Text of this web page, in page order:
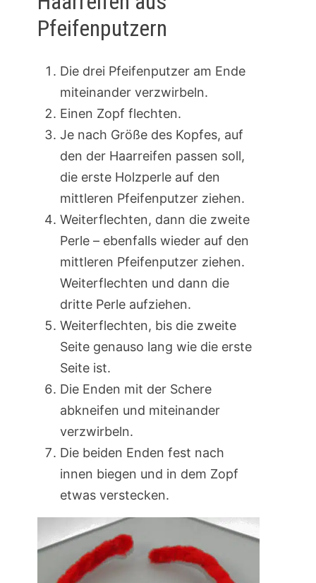
Pfeifenputzern
Die drei Pfeifenputzer am Ende
miteinander verzwirbeln.
Einen Zopf flechten.
Je nach Größe des Kopfes, auf
den der Haarreifen passen soll,
die erste Holzperle auf den
mittleren Pfeifenputzer ziehen.
Weiterflechten, dann die zweite
Perle – ebenfalls wieder auf den
mittleren Pfeifenputzer ziehen.
Weiterflechten und dann die
dritte Perle aufziehen.
Weiterflechten, bis die zweite
Seite genauso lang wie die erste
Seite ist.
Die Enden mit der Schere
abkneifen und miteinander
verzwirbeln.
Die beiden Enden fest nach
innen biegen und in dem Zopf
etwas verstecken.